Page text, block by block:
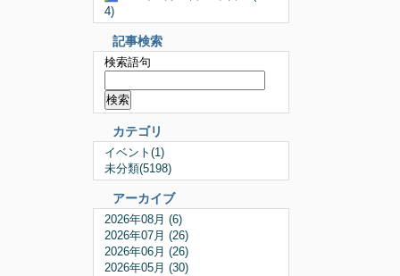
4)
記事検索
検索語句
カテゴリ
イベント(1)
未分類(5198)
アーカイブ
2026年08月 (6)
2026年07月 (26)
2026年06月 (26)
2026年05月 (30)